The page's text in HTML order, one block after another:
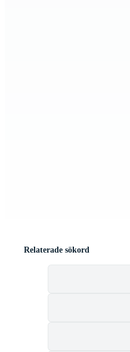
Relaterade sökord